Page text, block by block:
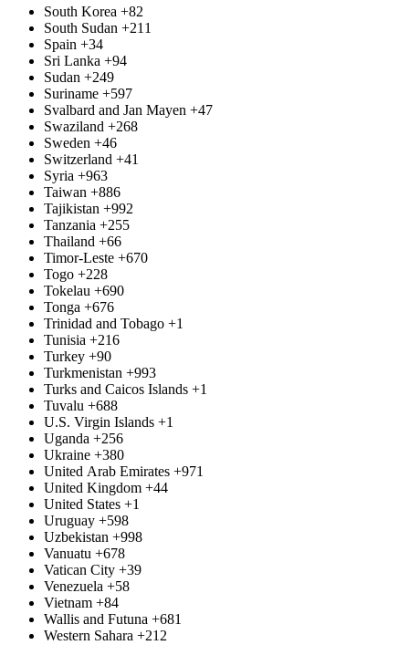
South Korea +82
South Sudan +211
Spain +34
Sri Lanka +94
Sudan +249
Suriname +597
Svalbard and Jan Mayen +47
Swaziland +268
Sweden +46
Switzerland +41
Syria +963
Taiwan +886
Tajikistan +992
Tanzania +255
Thailand +66
Timor-Leste +670
Togo +228
Tokelau +690
Tonga +676
Trinidad and Tobago +1
Tunisia +216
Turkey +90
Turkmenistan +993
Turks and Caicos Islands +1
Tuvalu +688
U.S. Virgin Islands +1
Uganda +256
Ukraine +380
United Arab Emirates +971
United Kingdom +44
United States +1
Uruguay +598
Uzbekistan +998
Vanuatu +678
Vatican City +39
Venezuela +58
Vietnam +84
Wallis and Futuna +681
Western Sahara +212